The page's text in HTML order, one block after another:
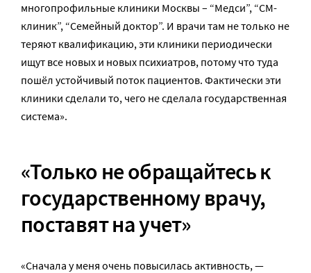
многопрофильные клиники Москвы – “Медси”, “СМ-
клиник”, “Семейный доктор”. И врачи там не только не
теряют квалификацию, эти клиники периодически
ищут все новых и новых психиатров, потому что туда
пошёл устойчивый поток пациентов. Фактически эти
клиники сделали то, чего не сделала государственная
система».
«Только не обращайтесь к
государственному врачу,
поставят на учет»
«Сначала у меня очень повысилась активность, —